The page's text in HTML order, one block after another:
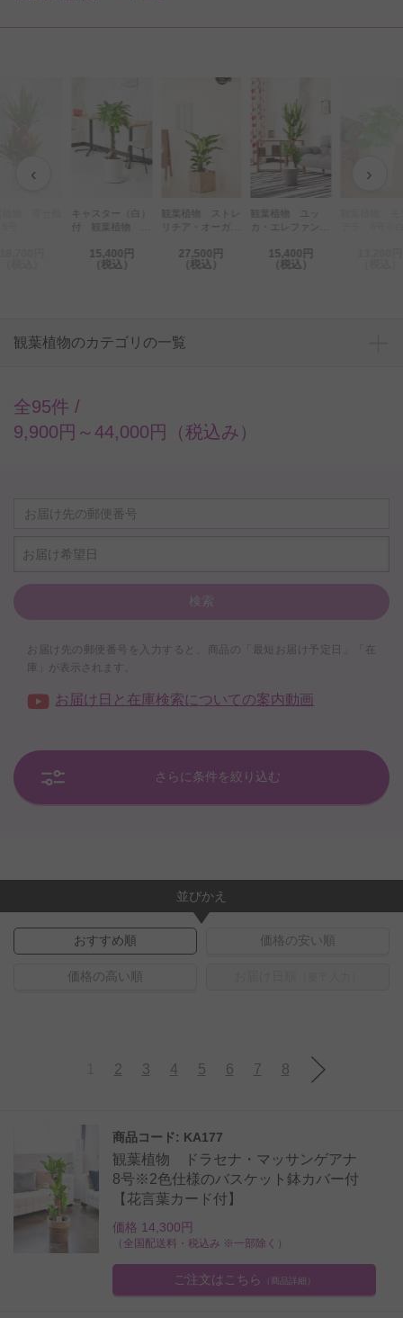
‹ ›
キャスター（白）
鉢カバー付【花言
葉カード付】
15,400円
（税込）
観葉植物 ストレ
リチア・オーガス
リア鉢カバー
「Ecological
27,500円
（税込）
水機能鉢【花言葉
カード付】
15,400円
（税込）
観葉植物のカテゴリの一覧
全95件 /
9,900円～44,000円（税込み）
お届け希望日
検索
お届け先の郵便番号を入力すると、商品の「最短お届け予定日」「在
庫」が表示されます。
お届け日と在庫検索についての案内動画
さらに条件を絞り込む
並びかえ
おすすめ順 価格の安い順
価格の高い順
2 3 4 5 6 7 8
商品コード: KA177
観葉植物 ドラセナ・マッサンゲアナ
8号※2色仕様のバスケット鉢カバー付
【花言葉カード付】
価格 14,300円
（全国配送料・税込み ※一部除く）
ご注文はこちら （商品詳細）